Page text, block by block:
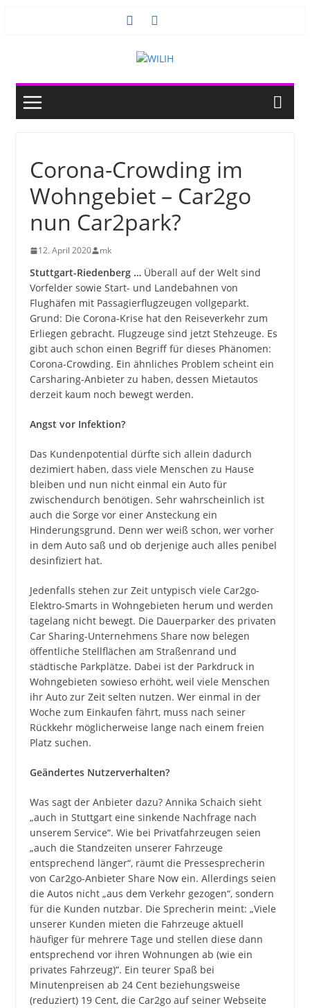
Corona-Crowding im
Wohngebiet – Car2go
nun Car2park?
12. April 2020 mk
Stuttgart-Riedenberg …Überall auf der Welt sind
Vorfelder sowie Start- und Landebahnen von
Flughäfen mit Passagierflugzeugen vollgeparkt.
Grund: Die Corona-Krise hat den Reiseverkehr zum
Erliegen gebracht. Flugzeuge sind jetzt Stehzeuge. Es
gibt auch schon einen Begriff für dieses Phänomen:
Corona-Crowding. Ein ähnliches Problem scheint ein
Carsharing-Anbieter zu haben, dessen Mietautos
derzeit kaum noch bewegt werden.
Angst vor Infektion?
Das Kundenpotential dürfte sich allein dadurch
dezimiert haben, dass viele Menschen zu Hause
bleiben und nun nicht einmal ein Auto für
zwischendurch benötigen. Sehr wahrscheinlich ist
auch die Sorge vor einer Ansteckung ein
Hinderungsgrund. Denn wer weiß schon, wer vorher
in dem Auto saß und ob derjenige auch alles penibel
desinfiziert hat.
Jedenfalls stehen zur Zeit untypisch viele Car2go-
Elektro-Smarts in Wohngebieten herum und werden
tagelang nicht bewegt. Die Dauerparker des privaten
Car Sharing-Unternehmens Share now belegen
öffentliche Stellflächen am Straßenrand und
städtische Parkplätze. Dabei ist der Parkdruck in
Wohngebieten sowieso erhöht, weil viele Menschen
ihr Auto zur Zeit selten nutzen. Wer einmal in der
Woche zum Einkaufen fährt, muss nach seiner
Rückkehr möglicherweise lange nach einem freien
Platz suchen.
Geändertes Nutzerverhalten?
Was sagt der Anbieter dazu? Annika Schaich sieht
„auch in Stuttgart eine sinkende Nachfrage nach
unserem Service“. Wie bei Privatfahrzeugen seien
„auch die Standzeiten unserer Fahrzeuge
entsprechend länger“, räumt die Pressesprecherin
von Car2go-Anbieter Share Now ein. Allerdings seien
die Autos nicht „aus dem Verkehr gezogen“, sondern
für die Kunden nutzbar. Die Sprecherin meint: „Viele
unserer Kunden mieten die Fahrzeuge aktuell
häufiger für mehrere Tage und stellen diese dann
entsprechend vor ihren Wohnungen ab (wie ein
privates Fahrzeug)“. Ein teurer Spaß bei
Minutenpreisen ab 24 Cent beziehungsweise
(reduziert) 19 Cent, die Car2go auf seiner Webseite